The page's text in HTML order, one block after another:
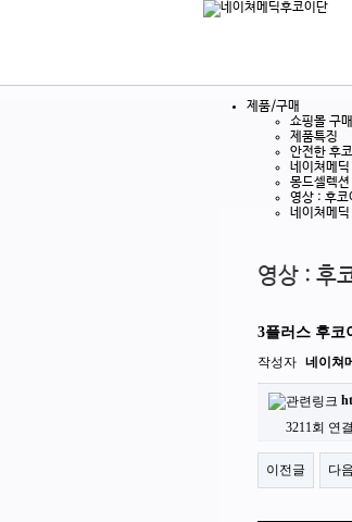
제품/구매
쇼핑몰 구
제품특징
안전한 후
네이쳐메
몽드셀렉
영상 : 후코
네이쳐메딕
영상 : 후
3플러스 후코
작성자 네이쳐
3211회 연결
이전글 다